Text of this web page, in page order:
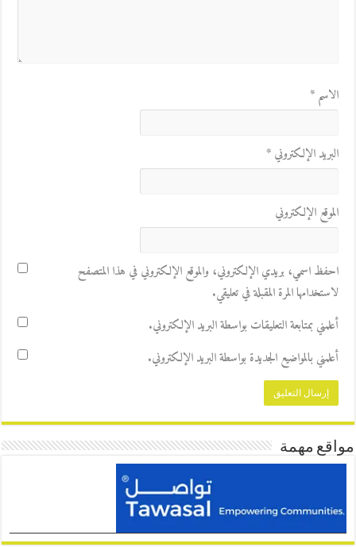
الاسم*
البريد الإلكتروني*
الموقع الإلكتروني
احفظ اسمي، بريدي الإلكتروني، والموقع الإلكتروني في هذا المتصفح
لاستخدامها المرة المقبلة في تعليقي.
أعلمني بمتابعة التعليقات بواسطة البريد الإلكتروني.
أعلمني بالمواضيع الجديدة بواسطة البريد الإلكتروني.
مواقع مهمة